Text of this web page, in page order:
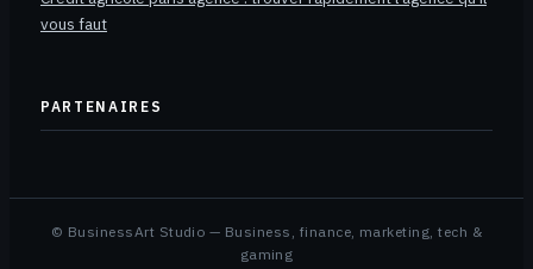
vous faut
PARTENAIRES
© BusinessArt Studio — Business, finance, marketing, tech &
gaming